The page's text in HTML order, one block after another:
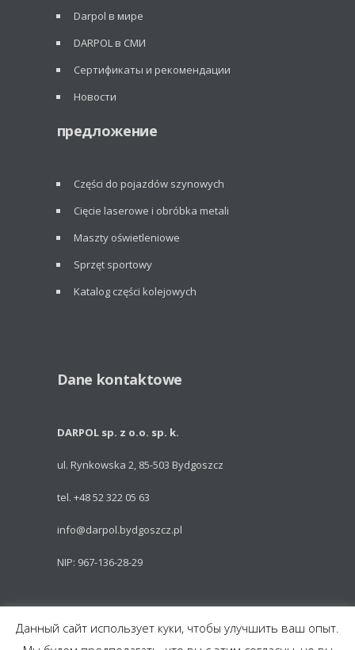
Darpol в мире
DARPOL в СМИ
Сертификаты и рекомендации
Новости
предложение
Części do pojazdów szynowych
Cięcie laserowe i obróbka metali
Maszty oświetleniowe
Sprzęt sportowy
Katalog części kolejowych
Dane kontaktowe
DARPOL sp. z o.o. sp. k.
ul. Rynkowska 2, 85-503 Bydgoszcz
tel. +48 52 322 05 63
info@darpol.bydgoszcz.pl
NIP: 967-136-28-29
Powered by: Talem Technologies
Данный сайт использует куки, чтобы улучшить ваш опыт.